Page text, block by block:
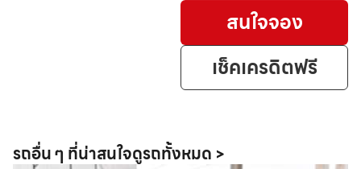
สนใจจอง
เช็คเครดิตฟรี
รถอื่น ๆ ที่น่าสนใจดูรถทั้งหมด >